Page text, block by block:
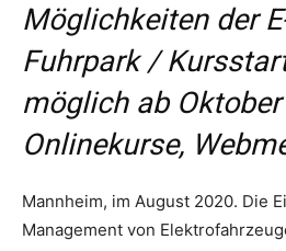
Möglichkeiten der
Fuhrpark /
möglich ab
Onlinekurse,
Mannheim, im August 2020. Die
Management von